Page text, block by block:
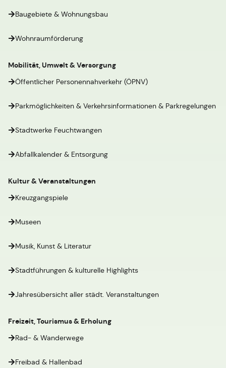
Baugebiete & Wohnungsbau
Wohnraumförderung
Mobilität, Umwelt & Versorgung
Öffentlicher Personennahverkehr (ÖPNV)
Parkmöglichkeiten & Verkehrsinformationen & Parkregelungen
Stadtwerke Feuchtwangen
Abfallkalender & Entsorgung
Kultur & Veranstaltungen
Kreuzgangspiele
Museen
Musik, Kunst & Literatur
Stadtführungen & kulturelle Highlights
Jahresübersicht aller städt. Veranstaltungen
Freizeit, Tourismus & Erholung
Rad- & Wanderwege
Freibad & Hallenbad